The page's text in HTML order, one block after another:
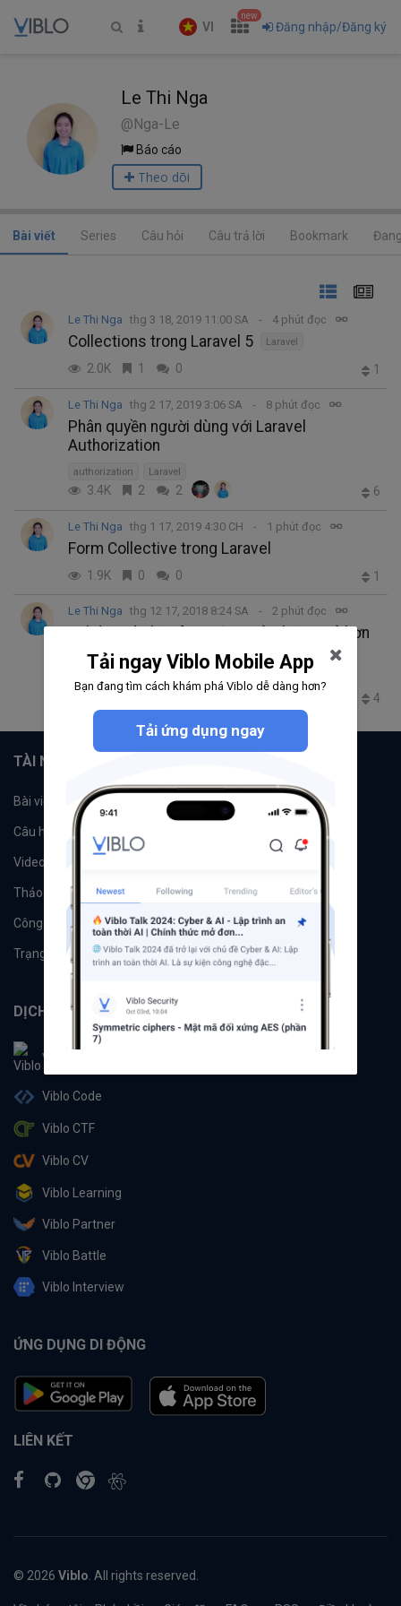
VI
new
Đăng nhập/Đăng ký
Le Thi Nga
@Nga-Le
Báo cáo
Theo dõi
Bài viết Series Câu hỏi Câu trả lời Bookmark
Le Thi Nga thg 3 18, 2019 11:00 SA 4 phút đọc
Collections trong Laravel 5 Laravel
2.0K 1 0 1
Le Thi Nga thg 2 17, 2019 3:06 SA 8 phút đọc
Phân quyền người dùng với Laravel
Authorization
authorization Laravel
3.4K 2 2 6
Le Thi Nga thg 1 17, 2019 4:30 CH 1 phút đọc
Form Collective trong Laravel
1.9K 0 0 1
Le Thi Nga thg 12 17, 2018 8:24 SA 2 phút đọc
Validate dữ liệu form đơn giản, hiệu quả hơn
với JQuery Validation
14.0K 4
TÀI NGUYÊN
Bài viết Tổ chức
Câu hỏi
Videos
Thảo luận Đề xuất hệ thống
Công cụ Machine Learning
Trạng thái hệ thống
DỊCH VỤ
Viblo
Viblo Code
Viblo CTF
Viblo CV
Viblo Learning
Viblo Partner
Viblo Battle
Viblo Interview
ỨNG DỤNG DI ĐỘNG
LIÊN KẾT
© 2026 Viblo . All rights reserved.
Tải ngay Viblo Mobile App
Bạn đang tìm cách khám phá Viblo dễ dàng hơn?
Tải ứng dụng ngay